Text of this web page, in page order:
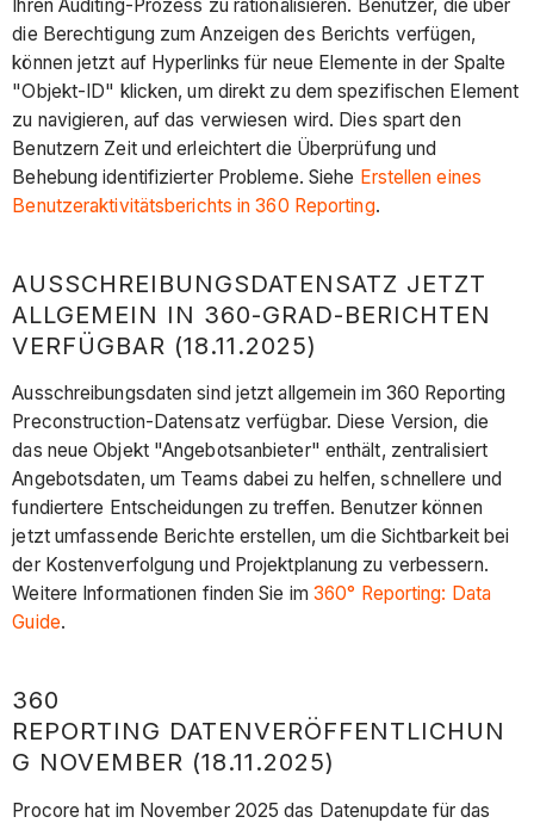
Ihren Auditing-Prozess zu rationalisieren. Benutzer, die über
die Berechtigung zum Anzeigen des Berichts verfügen,
können jetzt auf Hyperlinks für neue Elemente in der Spalte
"Objekt-ID" klicken, um direkt zu dem spezifischen Element
zu navigieren, auf das verwiesen wird. Dies spart den
Benutzern Zeit und erleichtert die Überprüfung und
Behebung identifizierter Probleme. Siehe Erstellen eines
Benutzeraktivitätsberichts in 360 Reporting.
AUSSCHREIBUNGSDATENSATZ JETZT
ALLGEMEIN IN 360-GRAD-BERICHTEN
VERFÜGBAR (18.11.2025)
Ausschreibungsdaten sind jetzt allgemein im 360 Reporting
Preconstruction-Datensatz verfügbar. Diese Version, die
das neue Objekt "Angebotsanbieter" enthält, zentralisiert
Angebotsdaten, um Teams dabei zu helfen, schnellere und
fundiertere Entscheidungen zu treffen. Benutzer können
jetzt umfassende Berichte erstellen, um die Sichtbarkeit bei
der Kostenverfolgung und Projektplanung zu verbessern.
Weitere Informationen finden Sie im 360° Reporting: Data
Guide.
360
REPORTING DATENVERÖFFENTLICHUN
G NOVEMBER (18.11.2025)
Procore hat im November 2025 das Datenupdate für das